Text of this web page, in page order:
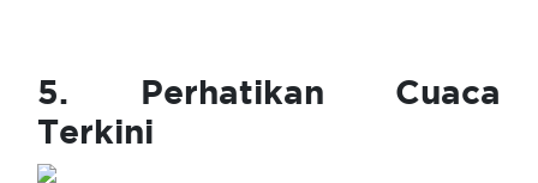
5. Perhatikan Cuaca
Terkini